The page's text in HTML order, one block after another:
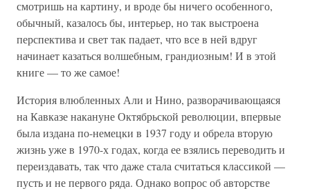
смотришь на картину, и вроде бы ничего особенного,
обычный, казалось бы, интерьер, но так выстроена
перспектива и свет так падает, что все в ней вдруг
начинает казаться волшебным, грандиозным! И в этой
книге — то же самое!
История влюбленных Али и Нино, разворачивающаяся
на Кавказе накануне Октябрьской революции, впервые
была издана по-немецки в 1937 году и обрела вторую
жизнь уже в 1970-х годах, когда ее взялись переводить и
переиздавать, так что даже стала считаться классикой —
пусть и не первого ряда. Однако вопрос об авторстве